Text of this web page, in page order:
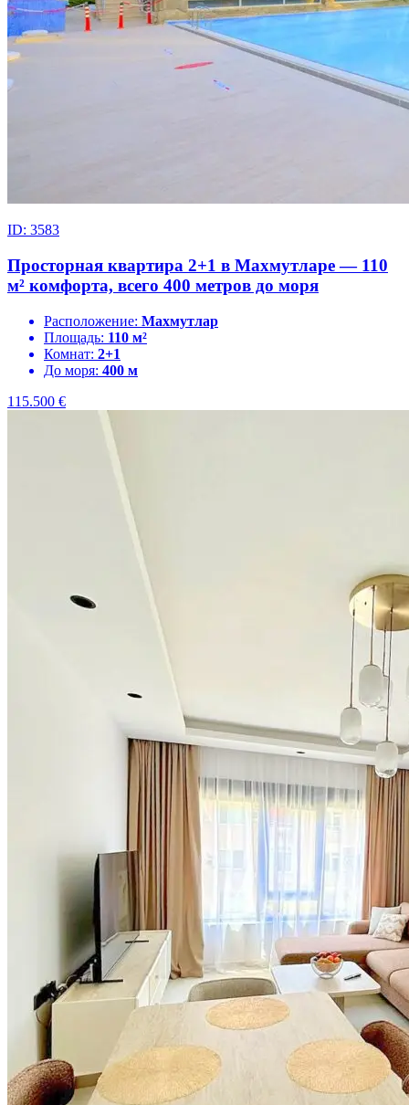
ID: 3583
Просторная квартира 2+1 в Махмутларе — 110
м² комфорта, всего 400 метров до моря
Расположение: Махмутлар
Площадь: 110 м²
Комнат: 2+1
До моря: 400 м
115.500 €